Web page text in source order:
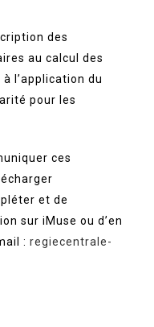
des
au calcul des
l’application du
pour les
ces
et de
sur iMuse ou d’en
:regiecentrale-